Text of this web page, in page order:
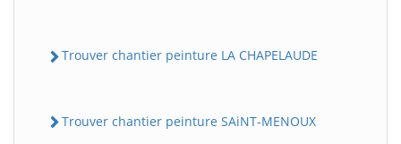
Trouver chantier peinture LA CHAPELAUDE
Trouver chantier peinture SAiNT-MENOUX